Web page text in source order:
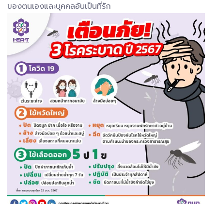
ของตนเองและบุคคลอันเป็นที่รัก